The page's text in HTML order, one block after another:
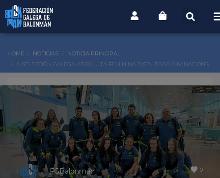
HOME NOTICIAS
NOTICIA PRINCIPAL
A SELECCIÓN GALEGA ABSOLUTA FEMININA DISPUTARÁ O IV NACIÓNS
0
FGBalonmán